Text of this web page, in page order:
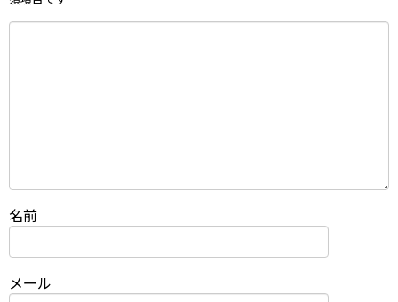
名前
メール